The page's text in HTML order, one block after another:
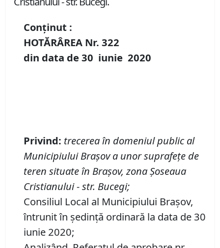
Conținut :
HOTĂRÂREA Nr. 322
din data de 30 iunie 2020
Privind: trecerea în domeniul public al
Municipiului Braşov a unor suprafeţe de
teren situateîn Braşov,zona Șoseaua
Cristianului - str. Bucegi;
Consiliul Local al Municipiului Brașov,
întrunit în ședință ordinară la data de 30
iunie 2020;